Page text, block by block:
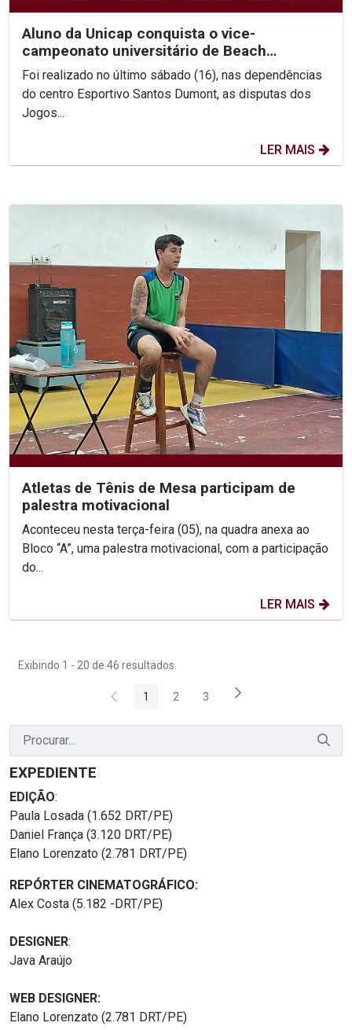
Aluno da Unicap conquista o vice-
campeonato universitário de Beach
Wrestling
Foi realizado no último sábado (16), nas dependências
do centro Esportivo Santos Dumont, as disputas dos
Jogos...
LER MAIS
Atletas de Tênis de Mesa participam de
palestra motivacional
Aconteceu nesta terça-feira (05), na quadra anexa ao
Bloco “A”, uma palestra motivacional, com a participação
do...
LER MAIS
Exibindo 1 - 20 de 46 resultados.
Página
1 Página
2 Página
3
EXPEDIENTE
EDIÇÃO:
Paula Losada (1.652 DRT/PE)
Daniel França (3.120 DRT/PE)
Elano Lorenzato (2.781 DRT/PE)
REPÓRTER CINEMATOGRÁFICO:
Alex Costa (5.182 -DRT/PE)
DESIGNER:
Java Araújo
WEB DESIGNER:
Elano Lorenzato (2.781 DRT/PE)